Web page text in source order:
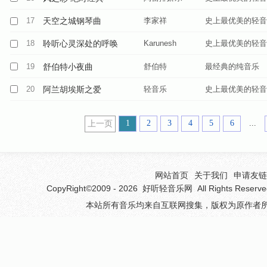
17 天空之城钢琴曲 李家祥 史上最优美的轻
18 聆听心灵深处的呼唤 Karunesh 史上最优美的轻
19 舒伯特小夜曲 舒伯特 最经典的纯音乐
20 阿兰胡埃斯之爱 轻音乐 史上最优美的轻
上一页 1 2 3 4 5 6 ...
网站首页 关于我们
申请友
CopyRight©2009 - 2026 好听轻音乐网
All Rights
本站所有音乐均来自互联网搜集，版权为原作者